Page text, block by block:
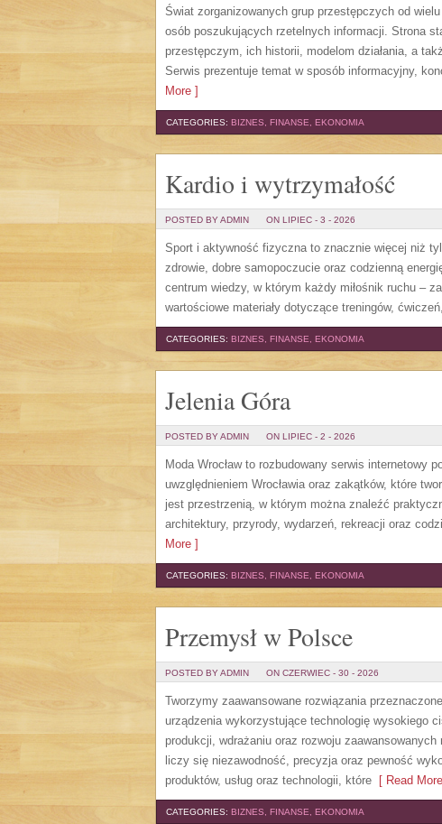
Świat zorganizowanych grup przestępczych od
osób poszukujących rzetelnych informacji. Strona
przestępczym, ich historii, modelom działania, a
Serwis prezentuje temat w sposób informacyjny,
More ]
CATEGORIES: BIZNES, FINANSE, EKONOMIA
Kardio i wytrzymałość
POSTED BY ADMIN ON LIPIEC - 3 - 2026
Sport i aktywność fizyczna to znacznie więcej niż
zdrowie, dobre samopoczucie oraz codzienną
centrum wiedzy, w którym każdy miłośnik ruchu –
wartościowe materiały dotyczące treningów, ćwiczeń,
CATEGORIES: BIZNES, FINANSE, EKONOMIA
Jelenia Góra
POSTED BY ADMIN ON LIPIEC - 2 - 2026
Moda Wrocław to rozbudowany serwis internetowy
uwzględnieniem Wrocławia oraz zakątków, które
jest przestrzenią, w którym można znaleźć
architektury, przyrody, wydarzeń, rekreacji oraz
More ]
CATEGORIES: BIZNES, FINANSE, EKONOMIA
Przemysł w Polsce
POSTED BY ADMIN ON CZERWIEC - 30 - 2026
Tworzymy zaawansowane rozwiązania
urządzenia wykorzystujące technologię wysokiego
produkcji, wdrażaniu oraz rozwoju
liczy się niezawodność, precyzja oraz pewność
produktów, usług oraz technologii, które [ Read
CATEGORIES: BIZNES, FINANSE, EKONOMIA